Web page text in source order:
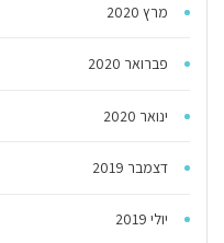
מרץ 2020
פברואר 2020
ינואר 2020
דצמבר 2019
יולי 2019